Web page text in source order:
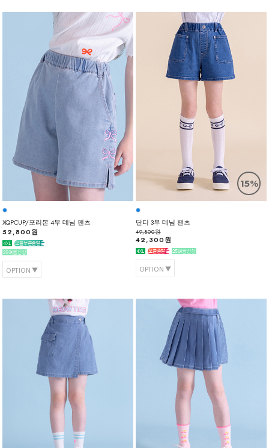
XQPCUP/포리본 4부 데님 팬츠
52,800원
OPTION
15%
단디 3부 데님 팬츠
49,800원
42,300원
OPTION